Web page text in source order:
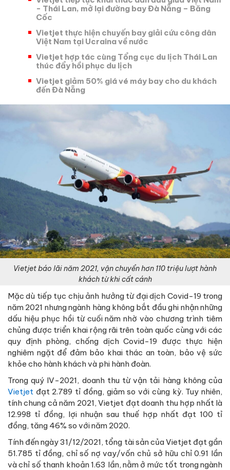
- Thái Lan, mở lại đường bay Đà Nẵng – Băng
Cốc
Vietjet thực hiện chuyến bay giải cứu công dân
Việt Nam tại Ucraina về nước
Vietjet hợp tác cùng Tổng cục du lịch Thái Lan
thúc đẩy hồi phục du lịch
Vietjet giảm 50% giá vé máy bay cho du khách
đến Đà Nẵng
Vietjet báo lãi năm 2021, vận chuyển hơn 110 triệu lượt hành
khách từ khi cất cánh
Mặc dù tiếp tục chịu ảnh hưởng từ đại dịch Covid-19 trong
năm 2021 nhưng ngành hàng không bắt đầu ghi nhận những
dấu hiệu phục hồi từ cuối năm nhờ vào chương trình tiêm
chủng được triển khai rộng rãi trên toàn quốc cùng với các
quy định phòng, chống dịch Covid-19 được thực hiện
nghiêm ngặt để đảm bảo khai thác an toàn, bảo vệ sức
khỏe cho hành khách và phi hành đoàn.
Trong quý IV-2021, doanh thu từ vận tải hàng không của
Vietjet đạt 2.789 tỉ đồng, giảm so với cùng kỳ. Tuy nhiên,
tính chung cả năm 2021, Vietjet đạt doanh thu hợp nhất là
12.998 tỉ đồng, lợi nhuận sau thuế hợp nhất đạt 100 tỉ
đồng, tăng 46% so với năm 2020.
Tính đến ngày 31/12/2021, tổng tài sản của Vietjet đạt gần
51.785 tỉ đồng, chỉ số nợ vay/vốn chủ sở hữu chỉ 0.91 lần
và chỉ số thanh khoản 1.63 lần, nằm ở mức tốt trong ngành